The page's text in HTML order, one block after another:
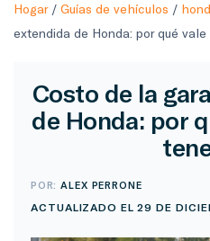
Hogar/ Guías de vehículos /
extendida de Honda: por qué
Costo de la
de Honda: por
POR:ALEX PERRONE
ACTUALIZADO EL 29 DE